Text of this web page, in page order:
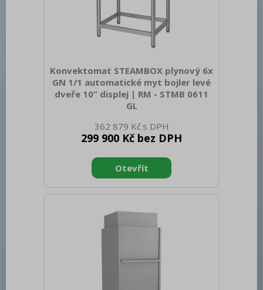
Konvektomat STEAMBOX plynový 6x
GN 1/1 automatické myt bojler levé
dveře 10” displej | RM - STMB 0611
GL
890 Hloubka netto [mm]: 795 Výška
netto [mm]: 835 Hmotnost netto [kg]:
brutto [mm]: 920 Výška brutto [mm]:
1020 Hmotnost brutto [kg]: 156.00 Typ
spotřebiče: Elektrické zařízení Příkon
1N - 50 Hz Druh připojení plynu: Zemní
regulace na základě
362 879 Kč
299 900 Kč bez DPH